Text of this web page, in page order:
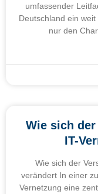
umfassender
Deutschland ein
nur den
Wie sich
IT-
Wie sich der
verändert In einer
Vernetzung eine